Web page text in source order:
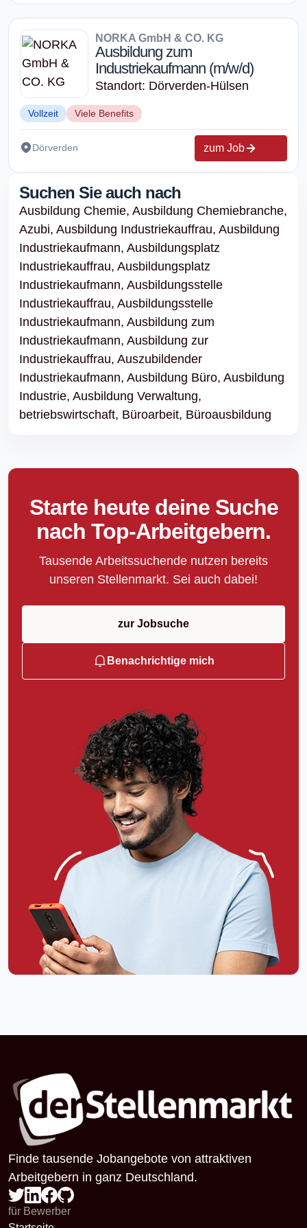
NORKA GmbH & CO. KG
Ausbildung zum
Industriekaufmann (m/w/d)
Standort: Dörverden-Hülsen
Vollzeit Viele Benefits
Dörverden zum Job
Suchen Sie auch nach
Ausbildung Chemie, Ausbildung Chemiebranche,
Azubi, Ausbildung Industriekauffrau, Ausbildung
Industriekaufmann, Ausbildungsplatz
Industriekauffrau, Ausbildungsplatz
Industriekaufmann, Ausbildungsstelle
Industriekauffrau, Ausbildungsstelle
Industriekaufmann, Ausbildung zum
Industriekaufmann, Ausbildung zur
Industriekauffrau, Auszubildender
Industriekaufmann, Ausbildung Büro, Ausbildung
Industrie, Ausbildung Verwaltung,
betriebswirtschaft, Büroarbeit, Büroausbildung
Starte heute deine Suche
nach Top-Arbeitgebern.
Tausende Arbeitssuchende nutzen bereits
unseren Stellenmarkt. Sei auch dabei!
zur Jobsuche
Benachrichtige mich
Finde tausende Jobangebote von attraktiven
Arbeitgebern in ganz Deutschland.
für Bewerber